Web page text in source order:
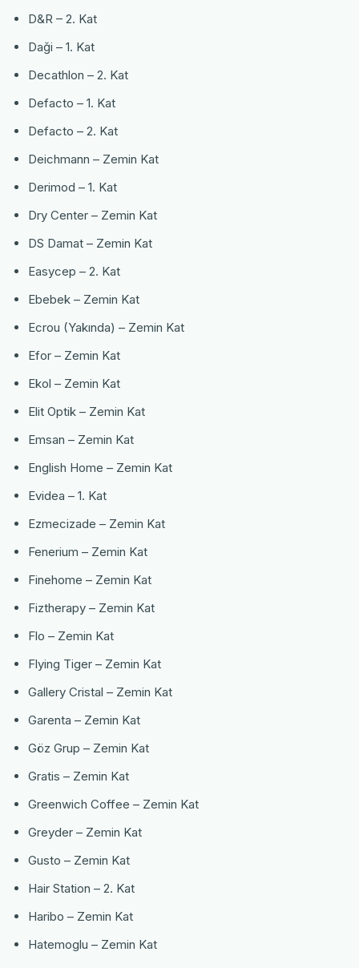
D&R – 2. Kat
Daği – 1. Kat
Decathlon – 2. Kat
Defacto – 1. Kat
Defacto – 2. Kat
Deichmann – Zemin Kat
Derimod – 1. Kat
Dry Center – Zemin Kat
DS Damat – Zemin Kat
Easycep – 2. Kat
Ebebek – Zemin Kat
Ecrou (Yakında) – Zemin Kat
Efor – Zemin Kat
Ekol – Zemin Kat
Elit Optik – Zemin Kat
Emsan – Zemin Kat
English Home – Zemin Kat
Evidea – 1. Kat
Ezmecizade – Zemin Kat
Fenerium – Zemin Kat
Finehome – Zemin Kat
Fiztherapy – Zemin Kat
Flo – Zemin Kat
Flying Tiger – Zemin Kat
Gallery Cristal – Zemin Kat
Garenta – Zemin Kat
Göz Grup – Zemin Kat
Gratis – Zemin Kat
Greenwich Coffee – Zemin Kat
Greyder – Zemin Kat
Gusto – Zemin Kat
Hair Station – 2. Kat
Haribo – Zemin Kat
Hatemoglu – Zemin Kat